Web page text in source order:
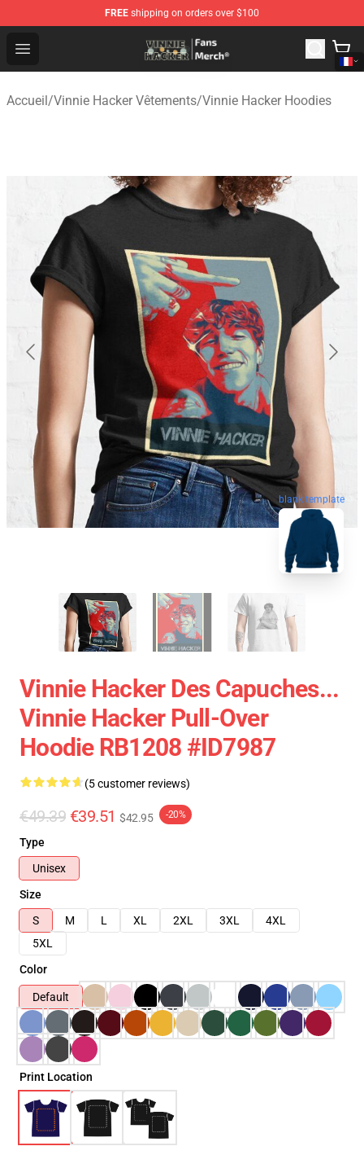
FREE shipping on orders over $100
Open menu
Vinnie Hacker Store - Official Vinnie Hacker Merchandise
Accueil/Vinnie Hacker Vêtements/Vinnie Hacker Hoodies
blank template
Vinnie Hacker Des Capuches...
Vinnie Hacker Pull-Over
Hoodie RB1208 #ID7987
(5 customer reviews)
€49.39 €39.51 $42.95 -20%
Type
Unisex
Size
S
M L XL 2XL 3XL
4XL
5XL
Color
Default
Print Location